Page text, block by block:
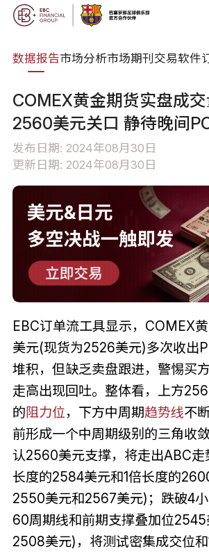
数据报告市场分析市场期刊交易软件
COMEX黄金期货实盘成
2560美元关口 静待晚间
发布日期: 2024年08月30日
更新日期: 2024年08月30日
EBC订单流工具显示，COMEX
美元(现货为2526美元)多次收出
堆积，但缺乏卖盘跟进，警惕买
走高出现回吐。整体看，上方
的阻力位，下方中周期趋势线不
前形成一个中周期级别的三角收
认2560美元支撑，将走出ABC走
长度的2584美元和1倍长度的
2550美元和2567美元)；跌破4
60周期线和前期支撑叠加位2545
2508美元)，将测试密集成交位